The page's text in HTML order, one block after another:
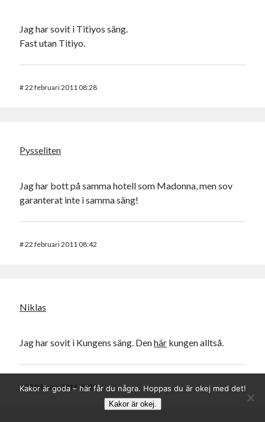
Jag har sovit i Titiyos säng.
Fast utan Titiyo.
#22 februari 2011 08:28
Pysseliten
Jag har bott på samma hotell som Madonna, men sov
garanterat inte i samma säng!
#22 februari 2011 08:42
Niklas
Jag har sovit i Kungens säng. Denhär kungen alltså.
#22 februari 2011 09:29
Kakor är goda – här får du några. Hoppas du är okej med det!
Kakor är okej.